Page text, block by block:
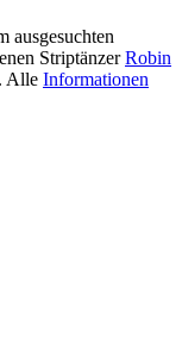
ausgesuchten
StriptänzerRobin
Alle Informationen